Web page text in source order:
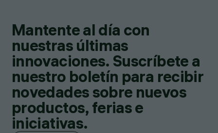
Mantente al día con
nuestras últimas
innovaciones. Suscríbete a
nuestro boletín para recibir
novedades sobre nuevos
productos, ferias e
iniciativas.